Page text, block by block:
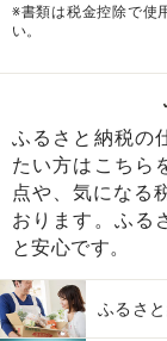
※書類は税金控除で使
い。
ふるさと納税の
たい方はこちら
点や、気になる
おります。ふる
と安心です。
ふるさ